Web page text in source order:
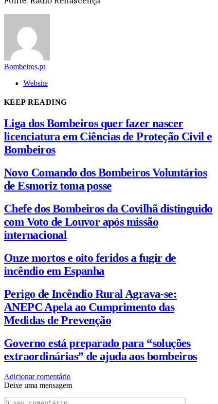
Bombeiros.pt
Website
KEEP READING
Liga dos Bombeiros quer fazer nascer
licenciatura em Ciências de Proteção Civil e
Bombeiros
Novo Comando dos Bombeiros Voluntários
de Esmoriz toma posse
Chefe dos Bombeiros da Covilhã distinguido
com Voto de Louvor após missão
internacional
Onze mortos e oito feridos a fugir de
incêndio em Espanha
Perigo de Incêndio Rural Agrava-se:
ANEPC Apela ao Cumprimento das
Medidas de Prevenção
Governo está preparado para “soluções
extraordinárias” de ajuda aos bombeiros
Adicionar comentário
Deixe uma mensagem